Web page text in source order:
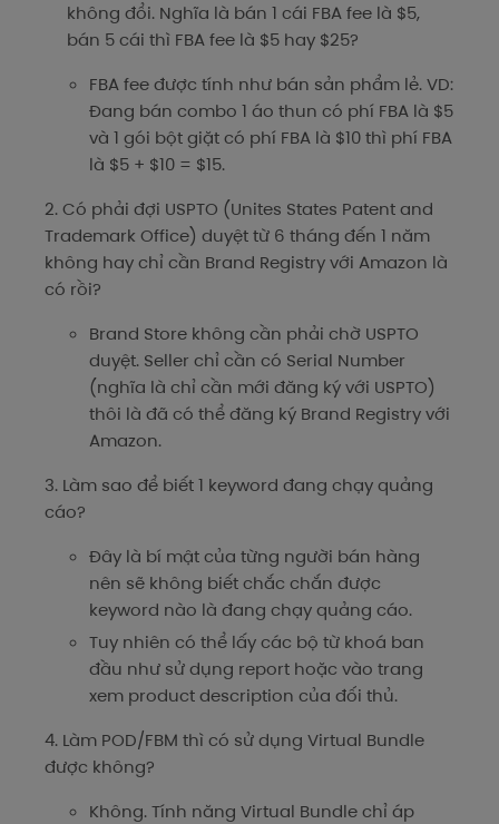
không đổi. Nghĩa là bán 1 cái FBA fee là $5,
bán 5 cái thì FBA fee là $5 hay $25?
FBA fee được tính như bán sản phẩm lẻ. VD:
Đang bán combo 1 áo thun có phí FBA là $5
và 1 gói bột giặt có phí FBA là $10 thì phí FBA
là $5 + $10 = $15.
2. Có phải đợi USPTO (Unites States Patent and
Trademark Office) duyệt từ 6 tháng đến 1 năm
không hay chỉ cần Brand Registry với Amazon là
có rồi?
Brand Store không cần phải chờ USPTO
duyệt. Seller chỉ cần có Serial Number
(nghĩa là chỉ cần mới đăng ký với USPTO)
thôi là đã có thể đăng ký Brand Registry với
Amazon.
3. Làm sao để biết 1 keyword đang chạy quảng
cáo?
Đây là bí mật của từng người bán hàng
nên sẽ không biết chắc chắn được
keyword nào là đang chạy quảng cáo.
Tuy nhiên có thể lấy các bộ từ khoá ban
đầu như sử dụng report hoặc vào trang
xem product description của đối thủ.
4. Làm POD/FBM thì có sử dụng Virtual Bundle
được không?
Không. Tính năng Virtual Bundle chỉ áp